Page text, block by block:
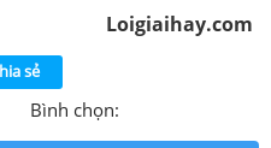
Loigiaihay.com
sẻ
Bình chọn: